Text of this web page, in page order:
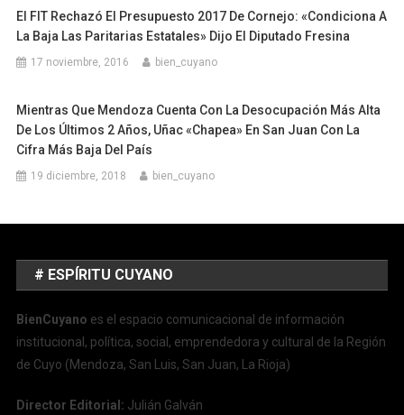
El FIT Rechazó El Presupuesto 2017 De Cornejo: «condiciona A
La Baja Las Paritarias Estatales» Dijo El Diputado Fresina
17 noviembre, 2016 bien_cuyano
Mientras Que Mendoza Cuenta Con La Desocupación Más Alta
De Los Últimos 2 Años, Uñac «chapea» En San Juan Con La
Cifra Más Baja Del País
19 diciembre, 2018 bien_cuyano
# ESPÍRITU CUYANO
BienCuyano es el espacio comunicacional de información
institucional, política, social, emprendedora y cultural de la Región
de Cuyo (Mendoza, San Luis, San Juan, La Rioja)
Director Editorial: Julián Galván